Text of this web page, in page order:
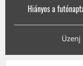
Hiányos a